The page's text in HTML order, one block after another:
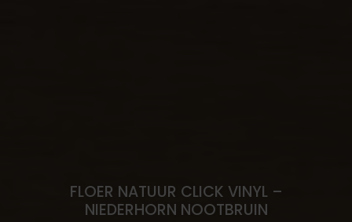
FLOER NATUUR CLICK VINYL –
NIEDERHORN NOOTBRUIN